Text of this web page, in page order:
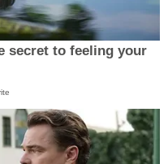
secret to feeling your